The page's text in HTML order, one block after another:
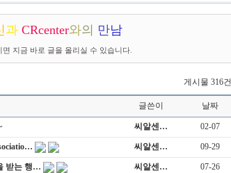
과 CRcenter와의 만남
면 지금 바로 글을 올리실 수 있습니다.
게시물 316건
글쓴이 날짜
씨알센… 02-07
씨알센… 09-29
받는 행… 씨알센… 07-26